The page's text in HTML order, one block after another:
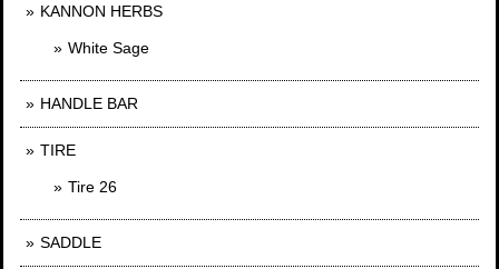
KANNON HERBS
White Sage
HANDLE BAR
TIRE
Tire 26
SADDLE